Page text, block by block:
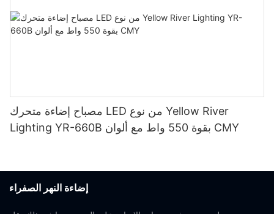
مصباح إضاءة متحرك LED من نوع Yellow River
Lighting YR-660B بقوة 550 واط مع ألوان CMY
إضاءة النهر الصفراء